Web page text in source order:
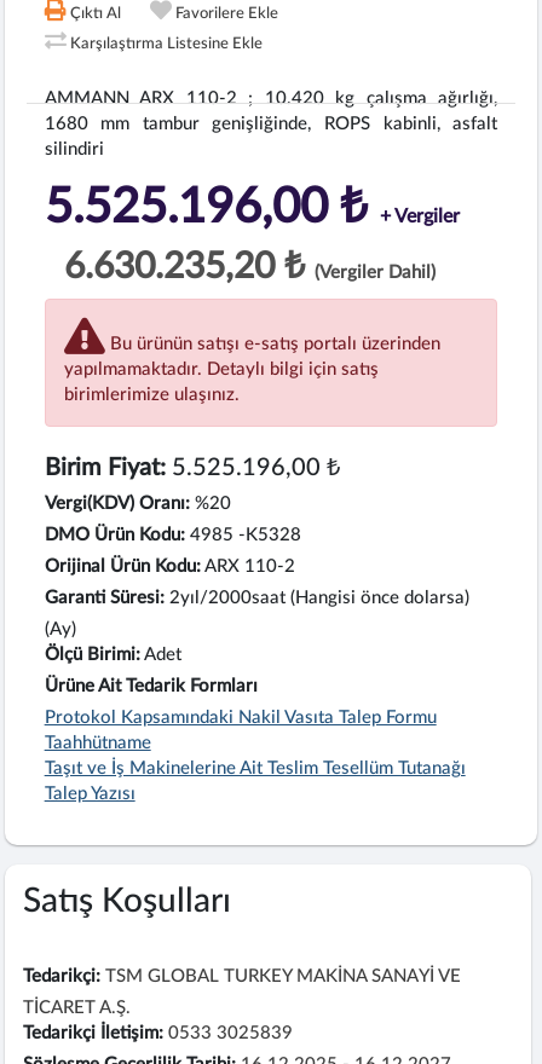
Çıktı Al
Favorilere Ekle
Karşılaştırma Listesine Ekle
AMMANN ARX 110-2 ; 10.420 kg çalışma ağırlığı,
1680 mm tambur genişliğinde, ROPS kabinli, asfalt
silindiri
5.525.196,00 ₺ + Vergiler
6.630.235,20 ₺ (Vergiler Dahil)
Bu ürünün satışı e-satış portalı üzerinden
yapılmamaktadır. Detaylı bilgi için satış
birimlerimize ulaşınız.
Birim Fiyat:5.525.196,00 ₺
Vergi(KDV) Oranı: %20
DMO Ürün Kodu: 4985 -K5328
Orijinal Ürün Kodu: ARX 110-2
Garanti Süresi: 2yıl/2000saat (Hangisi önce dolarsa)
(Ay)
Ölçü Birimi: Adet
Ürüne Ait Tedarik Formları
Protokol Kapsamındaki Nakil Vasıta Talep Formu
Taahhütname
Taşıt ve İş Makinelerine Ait Teslim Tesellüm Tutanağı
Talep Yazısı
Satış Koşulları
Tedarikçi: TSM GLOBAL TURKEY MAKİNA SANAYİ VE
TİCARET A.Ş.
Tedarikçi İletişim: 0533 3025839